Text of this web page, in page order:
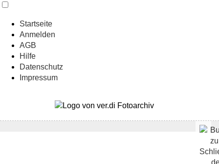
Startseite
Anmelden
AGB
Hilfe
Datenschutz
Impressum